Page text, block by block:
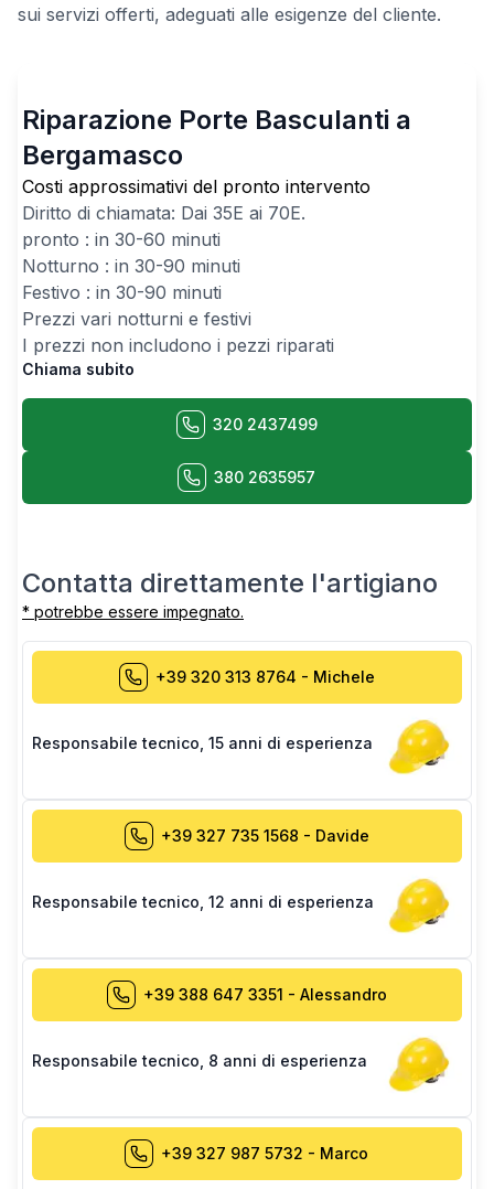
sui servizi offerti, adeguati alle esigenze del cliente.
Riparazione Porte Basculanti a
Bergamasco
Costi approssimativi del pronto intervento
Diritto di chiamata: Dai 35E ai 70E.
pronto : in 30-60 minuti
Notturno : in 30-90 minuti
Festivo : in 30-90 minuti
Prezzi vari notturni e festivi
I prezzi non includono i pezzi riparati
Chiama subito
320 2437499
380 2635957
Contatta direttamente l'artigiano
* potrebbe essere impegnato.
+39 320 313 8764 - Michele
Responsabile tecnico 15 anni di esperienza
+39 327 735 1568 - Davide
Responsabile tecnico 12 anni di esperienza
+39 388 647 3351 - Alessandro
Responsabile tecnico 8 anni di esperienza
+39 327 987 5732 - Marco